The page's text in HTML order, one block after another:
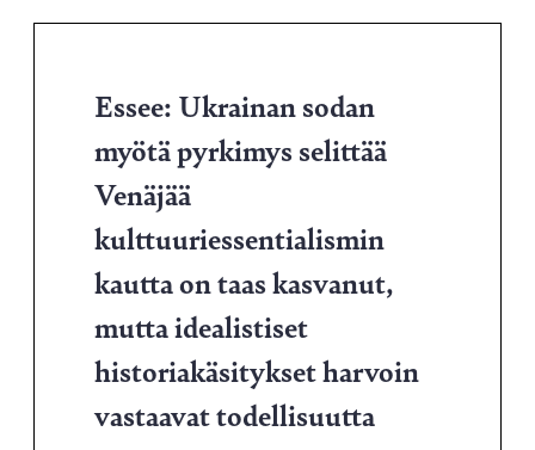
Essee: Ukrainan sodan
myötä pyrkimys selittää
Venäjää
kulttuuriessentialismin
kautta on taas kasvanut,
mutta idealistiset
historiakäsitykset harvoin
vastaavat todellisuutta